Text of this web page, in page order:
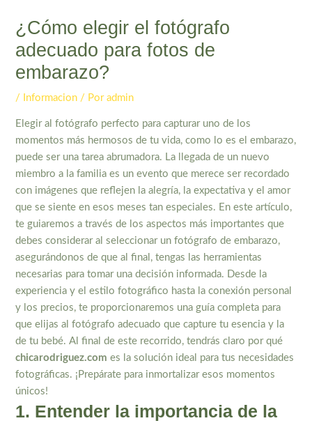
¿Cómo elegir el fotógrafo
adecuado para fotos de
embarazo?
/ Informacion / Poradmin
Elegir al fotógrafo perfecto para capturar uno de los
momentos más hermosos de tu vida, como lo es el embarazo,
puede ser una tarea abrumadora. La llegada de un nuevo
miembro a la familia es un evento que merece ser recordado
con imágenes que reflejen la alegría, la expectativa y el amor
que se siente en esos meses tan especiales. En este artículo,
te guiaremos a través de los aspectos más importantes que
debes considerar al seleccionar un fotógrafo de embarazo,
asegurándonos de que al final, tengas las herramientas
necesarias para tomar una decisión informada. Desde la
experiencia y el estilo fotográfico hasta la conexión personal
y los precios, te proporcionaremos una guía completa para
que elijas al fotógrafo adecuado que capture tu esencia y la
de tu bebé. Al final de este recorrido, tendrás claro por qué
chicarodriguez.com es la solución ideal para tus necesidades
fotográficas. ¡Prepárate para inmortalizar esos momentos
únicos!
1. Entender la importancia de la